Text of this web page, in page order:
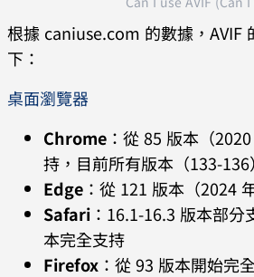
根據 caniuse.com 的數據，AVIF
下：
桌面瀏覽器
Chrome ：從 85 版本（
持，目前所有版本（133-
Edge ：從 121 版本（2024
Safari ：16.1-16.3 版本部
本完全支持
Firefox ：從 93 版本開始完